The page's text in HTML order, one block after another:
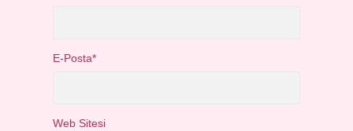
E-Posta*
Web Sitesi